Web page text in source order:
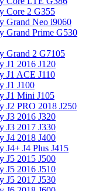
Core 2 G355
Grand Neo i9060
Grand Prime G530
Grand 2 G7105
J1 2016 J120
J1 ACE J110
J1 J100
J1 Mini J105
J2 PRO 2018 J250
J3 2016 J320
J3 2017 J330
J4 2018 J400
J4+ J4 Plus J415
J5 2015 J500
J5 2016 J510
J5 2017 J530